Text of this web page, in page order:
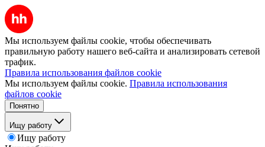
Мы используем файлы cookie, чтобы обеспечивать
правильную работу нашего веб-сайта и анализировать сетевой
трафик.
Правила использования файлов cookie
Мы используем файлы cookie. Правила использования
файлов cookie
Понятно
Ищу работу
Ищу работу